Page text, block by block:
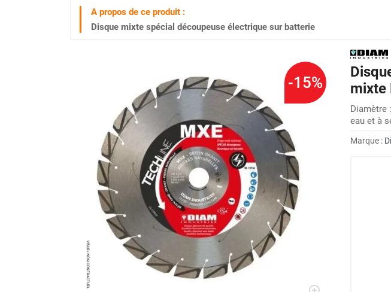
TRAVAIL DU BÉTON
MALAXEUR
COMPRESSEUR DE CHANTIER
TRAVAIL EN HAUTEUR
ÉQUIPEMENT DE CHANTIER
ROUTIER
MACHINE DE PROJECTION ET
COULAGE
MATÉRIEL DE SABLAGE
POMPE ET PISTOLET À
PEINTURE
DÉCOLLEUSE À PAPIER PEINT
ET MOQUETTE
A propos de ce produit :
Disque mixte spécial découpeuse électrique sur batterie
-15%
mixte
Diamètre
eau et à
Marque :